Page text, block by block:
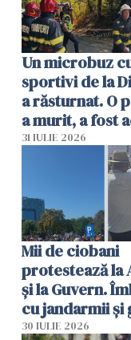
Un microbuz
sportivi de la
a răsturnat. O
a murit, a fost
planul roșu de
31 IULIE 2026
Mii de ciobani
protestează la
și la Guvern.
cu jandarmii și
lacrimogene
30 IULIE 2026